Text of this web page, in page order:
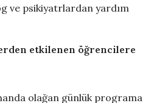
ve psikiyatrlardan yardım
etkilenen öğrencilere
olağan günlük programa